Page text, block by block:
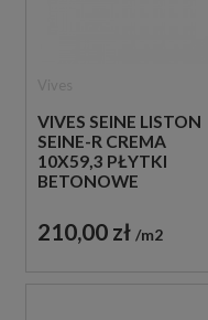
VIVES SEINE LISTON
SEINE-R CREMA
10X59,3 PŁYTKI
BETONOWE
210,00 zł m2